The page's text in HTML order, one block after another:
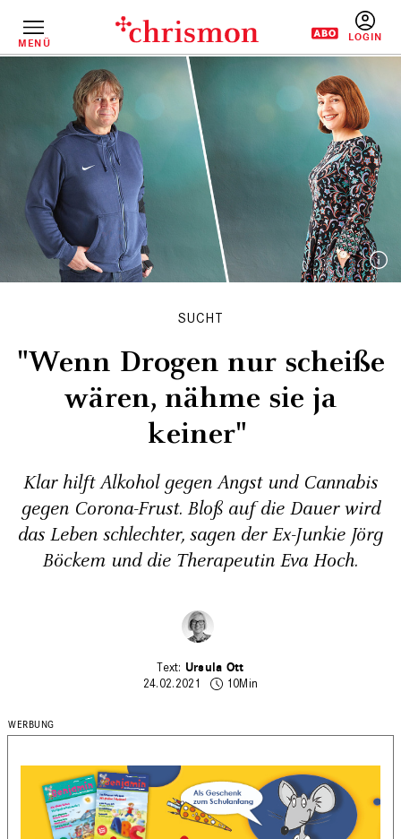
InhaltMENÜ
SUCHT
"Wenn Drogen nur scheiße
wären, nähme sie ja
keiner" ­
Klar hilft Alkohol gegen Angst und Cannabis
gegen Corona-Frust. Bloß auf die Dauer wird
das Leben schlechter, sagen der Ex-Junkie Jörg
Böckem und die Therapeutin Eva Hoch.
Ursula Ott
24.02.2021
10Min